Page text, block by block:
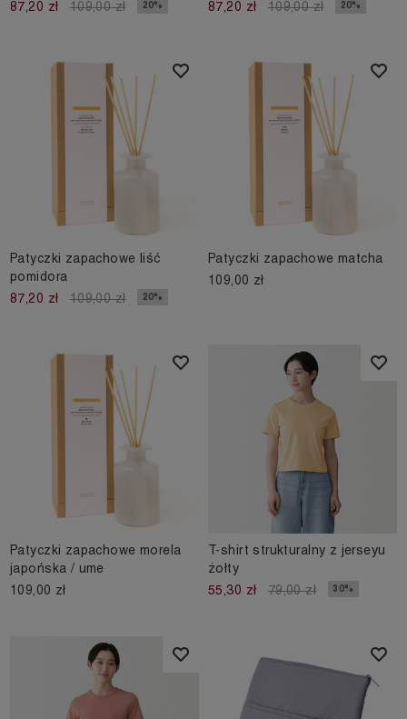
87,20 zł 109,00 zł 20% 87,20 zł 109,00 zł 20%
Patyczki zapachowe liść
pomidora
87,20 zł
109,00 zł 20%
Patyczki zapachowe matcha
109,00 zł
Patyczki zapachowe morela
japońska / ume
109,00 zł
T-shirt strukturalny z jerseyu
żołty
55,30 zł
79,00 zł 30%